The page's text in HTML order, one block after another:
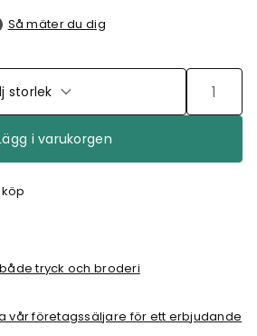
Så mäter du dig
storlek
i varukorgen
tryck och broderi
vår företagssäljare för ett erbjudande